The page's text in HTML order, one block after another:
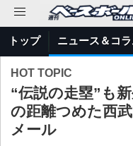
トップ ニュース＆コ
HOT TOPIC
“伝説の走塁”も
の距離つめた西
メール